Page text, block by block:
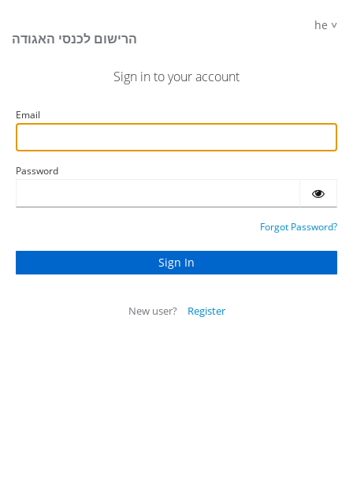
הרישום לכנסי האגודה
he
Sign in to your account
Email
Password
Forgot Password?
New user? Register